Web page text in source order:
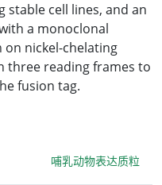
cell lines, and an
a monoclonal
nickel-chelating
three reading frames to
fusion tag.
哺乳动物表达质粒